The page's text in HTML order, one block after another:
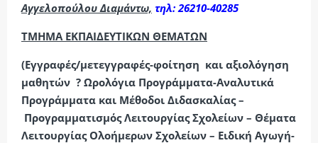
Αγγελοπούλου Διαμάντω, τηλ: 26210-40285
ΤΜΗΜΑ ΕΚΠΑΙΔΕΥΤΙΚΩΝ ΘΕΜΑΤΩΝ
(Εγγραφές/μετεγγραφές-φοίτηση και αξιολόγηση
μαθητών ? Ωρολόγια Προγράμματα-Αναλυτικά
Προγράμματα και Μέθοδοι Διδασκαλίας –
Προγραμματισμός Λειτουργίας Σχολείων – Θέματα
Λειτουργίας Ολοήμερων Σχολείων – Ειδική Αγωγή-